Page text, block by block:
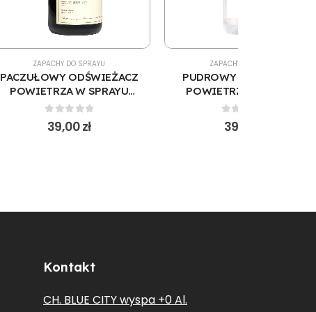
ZAPACHY DO SPRAYU
PACZUŁOWY ODŚWIEŻACZ
POWIETRZA W SPRAYU
500 ML (S161)
0out of 5
39,00zł
ZAPACHY DO SPRAYU
PUDROWY ODŚWIEŻACZ
POWIETRZA W SPRAYU
500 ML (S176)
0out of 5
39,00
Kontakt
CH. BLUE CITY wyspa +0 Al.